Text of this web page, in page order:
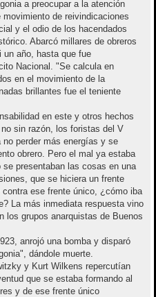
a preocupar a la atención
de reivindicaciones
y el odio de los hacendados
Abarcó millares de obreros
año, hasta que fue
Nacional. "Se calcula en
en el movimiento de la
brillantes fue el teniente
en este y otros hechos
sin razón, los foristas del V
no perder más energías y se
obrero. Pero el mal ya estaba
presentaban las cosas en una
que se hiciera un frente
ese frente único, ¿cómo iba
La más inmediata respuesta vino
los grupos anarquistas de Buenos
anrojó una bomba y disparó
dándole muerte.
y Kurt Wilkens repercutían
que se estaba formando al
y de ese frente único